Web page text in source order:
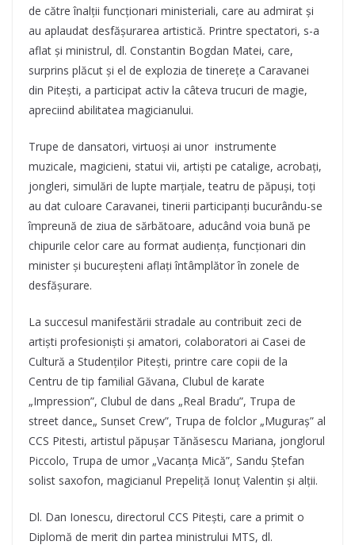
de către înalții funcționari ministeriali, care au admirat și
au aplaudat desfășurarea artistică. Printre spectatori, s-a
aflat și ministrul, dl. Constantin Bogdan Matei, care,
surprins plăcut și el de explozia de tinerețe a Caravanei
din Pitești, a participat activ la câteva trucuri de magie,
apreciind abilitatea magicianului.
Trupe de dansatori, virtuoși ai unor instrumente
muzicale, magicieni, statui vii, artiști pe catalige, acrobați,
jongleri, simulări de lupte marțiale, teatru de păpuși, toți
au dat culoare Caravanei, tinerii participanți bucurându-se
împreună de ziua de sărbătoare, aducând voia bună pe
chipurile celor care au format audiența, funcționari din
minister și bucureșteni aflați întâmplător în zonele de
desfășurare.
La succesul manifestării stradale au contribuit zeci de
artiști profesioniști și amatori, colaboratori ai Casei de
Cultură a Studenților Pitești, printre care copii de la
Centru de tip familial Găvana, Clubul de karate
„Impression”, Clubul de dans „Real Bradu”, Trupa de
street dance„ Sunset Crew”, Trupa de folclor „Muguraș” al
CCS Pitesti, artistul păpușar Tănăsescu Mariana, jonglorul
Piccolo, Trupa de umor „Vacanța Mică”, Sandu Ștefan
solist saxofon, magicianul Prepeliță Ionuț Valentin și alții.
Dl. Dan Ionescu, directorul CCS Pitești, care a primit o
Diplomă de merit din partea ministrului MTS, dl.